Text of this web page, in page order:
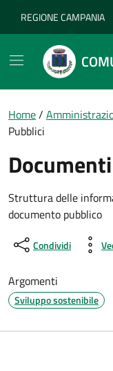
REGIONE CAMPANIA
Home/
Pubblici
Struttura delle
documento pubblico
Condividi
Argomenti
Sviluppo sostenibile